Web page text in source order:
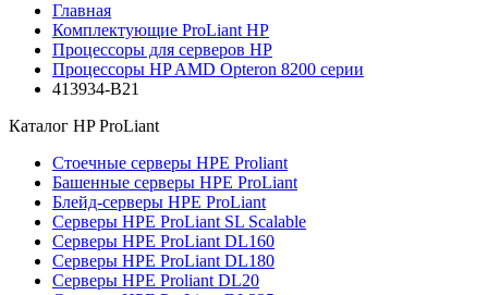
Главная
Комплектующие ProLiant HP
Процессоры для серверов HP
Процессоры HP AMD Opteron 8200 серии
413934-B21
Каталог HP ProLiant
Стоечные серверы HPE Proliant
Башенные серверы HPE ProLiant
Блейд-серверы HPE ProLiant
Серверы HPE ProLiant SL Scalable
Серверы HPE ProLiant DL160
Серверы HPE ProLiant DL180
Серверы HPE Proliant DL20